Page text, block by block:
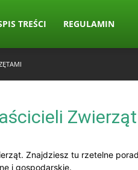
TREŚCI REGULAMIN
Zwierząt
Znajdziesz tu rzetelne
i gospodarskie.